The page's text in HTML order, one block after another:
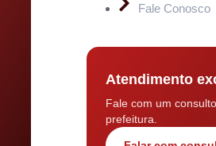
Fale Conosco
Atendimento
Fale com um
prefeitura.